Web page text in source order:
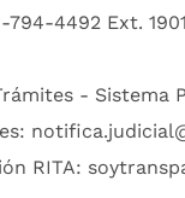
4492 Ext. 1901
- Sistema
RITA: